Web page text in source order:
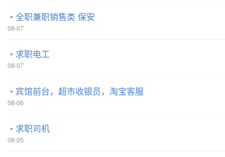
全职兼职销售类 保安
08-07
求职电工
08-07
宾馆前台，超市收银员，淘宝客服
08-06
求职司机
08-05